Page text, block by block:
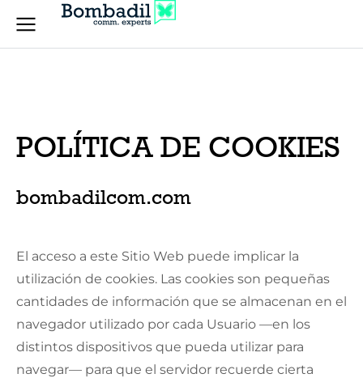
POLÍTICA DE COOKIES
bombadilcom.com
El acceso a este Sitio Web puede implicar la
utilización de cookies. Las cookies son pequeñas
cantidades de información que se almacenan en el
navegador utilizado por cada Usuario —en los
distintos dispositivos que pueda utilizar para
navegar— para que el servidor recuerde cierta